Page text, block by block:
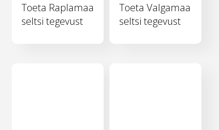
Toeta Raplamaa
seltsi tegevust
Toeta Valgamaa
seltsi tegevust